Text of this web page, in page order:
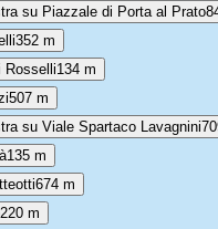
su Piazzale di Porta al Prato
352 m
Rosselli134 m
507 m
su Viale Spartaco Lavagnini
135 m
674 m
220 m